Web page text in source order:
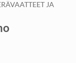
JA